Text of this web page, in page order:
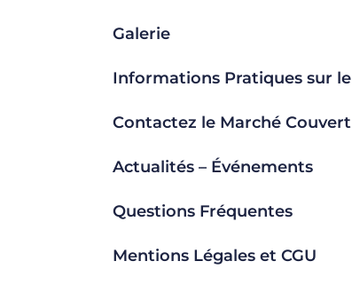
Galerie
Informations Pratiques sur
Contactez le Marché Couvert
Actualités – Événements
Questions Fréquentes
Mentions Légales et CGU